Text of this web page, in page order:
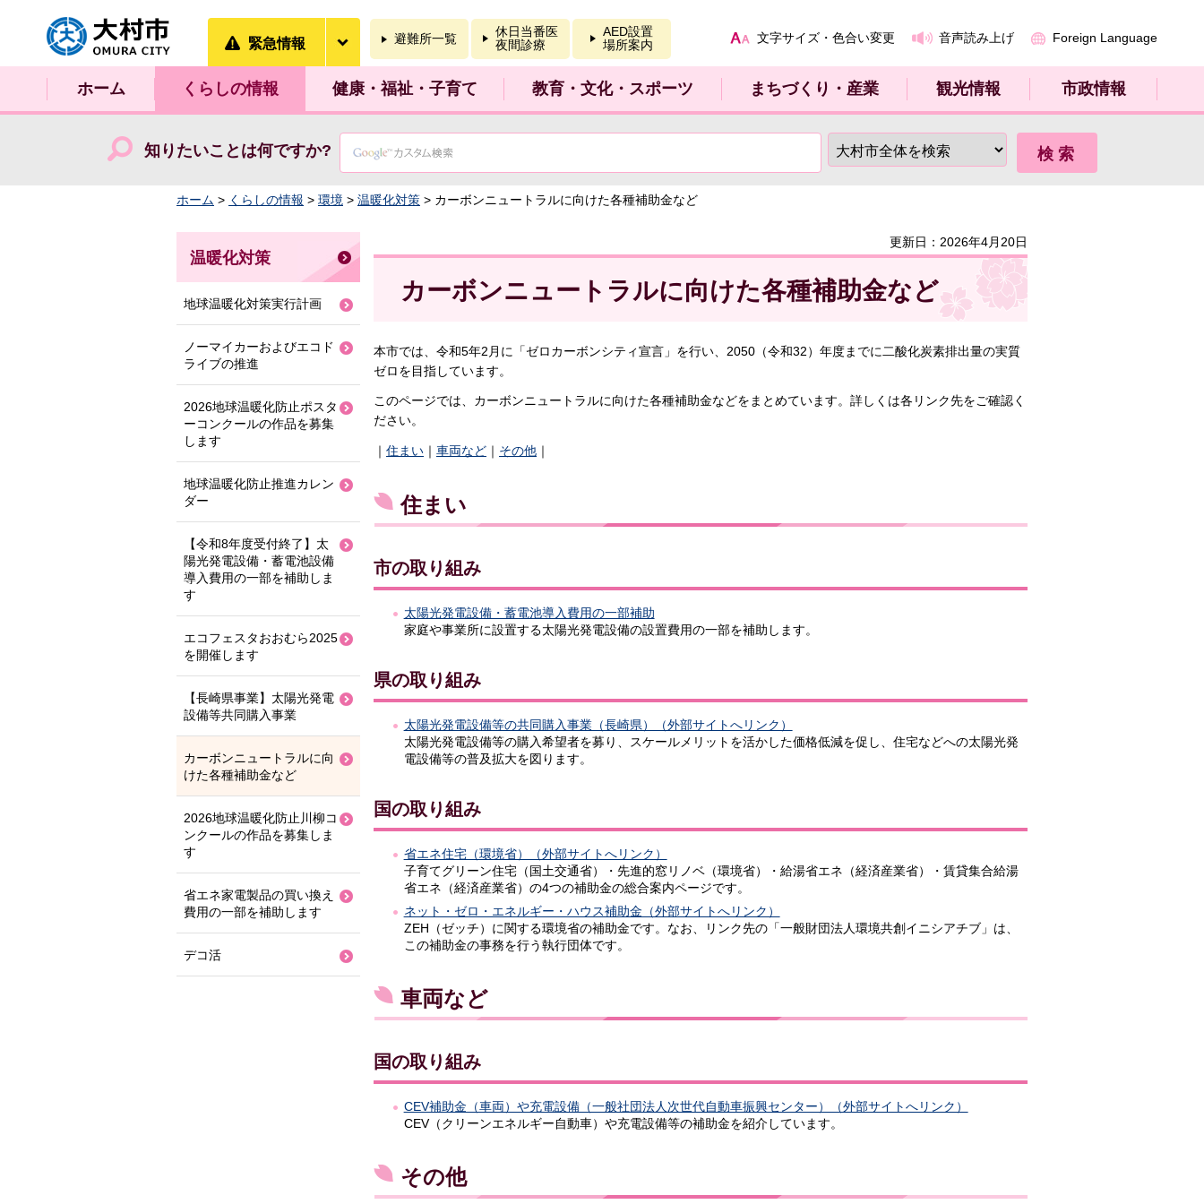
大村市
緊急情報 避難所一覧
休日当番医
夜間診療
AED設置
場所案内
文字サイズ・色合い変更 音声読み上げ Foreign Language
ホーム くらしの情報 健康・福祉・子育て 教育・文化・スポーツ まちづくり・産業 観光情報 市政情報
知りたいことは何ですか?
ホーム > くらしの情報 > 環境 > 温暖化対策 > カーボンニュートラルに向けた各種補助金など
更新日：2026年4月20日
カーボンニュートラルに向けた各種補助金など
本市では、令和5年2月に「ゼロカーボンシティ宣言」を行い、2050（令和32）年度までに二酸化炭素排出量の実質
ゼロを目指しています。
このページでは、カーボンニュートラルに向けた各種補助金などをまとめています。詳しくは各リンク先をご確認く
ださい。
｜ 住まい ｜ 車両など ｜ その他 ｜
住まい
市の取り組み
太陽光発電設備・蓄電池導入費用の一部補助
家庭や事業所に設置する太陽光発電設備の設置費用の一部を補助します。
県の取り組み
太陽光発電設備等の共同購入事業（長崎県）（外部サイトへリンク）
太陽光発電設備等の購入希望者を募り、スケールメリットを活かした価格低減を促し、住宅などへの太陽光発
電設備等の普及拡大を図ります。
国の取り組み
省エネ住宅（環境省）（外部サイトへリンク）
子育てグリーン住宅（国土交通省）・先進的窓リノベ（環境省）・給湯省エネ（経済産業省）・賃貸集合給湯
省エネ（経済産業省）の4つの補助金の総合案内ページです。
ネット・ゼロ・エネルギー・ハウス補助金（外部サイトへリンク）
ZEH（ゼッチ）に関する環境省の補助金です。なお、リンク先の「一般財団法人環境共創イニシアチブ」は、
この補助金の事務を行う執行団体です。
車両など
国の取り組み
CEV補助金（車両）や充電設備（一般社団法人次世代自動車振興センター）（外部サイトへリンク）
CEV（クリーンエネルギー自動車）や充電設備等の補助金を紹介しています。
その他
温暖化対策
地球温暖化対策実行計画
ノーマイカーおよびエコド
ライブの推進
2026地球温暖化防止ポスタ
ーコンクールの作品を募集
します
地球温暖化防止推進カレン
ダー
【令和8年度受付終了】太
陽光発電設備・蓄電池設備
導入費用の一部を補助しま
す
エコフェスタおおむら2025
を開催します
【長崎県事業】太陽光発電
設備等共同購入事業
カーボンニュートラルに向
けた各種補助金など
2026地球温暖化防止川柳コ
ンクールの作品を募集しま
す
省エネ家電製品の買い換え
費用の一部を補助します
デコ活